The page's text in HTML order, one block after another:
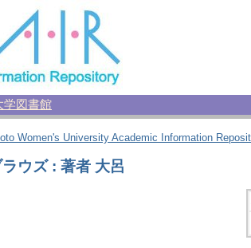
学図書館
Women's University Academic Information
ウズ : 著者 大呂